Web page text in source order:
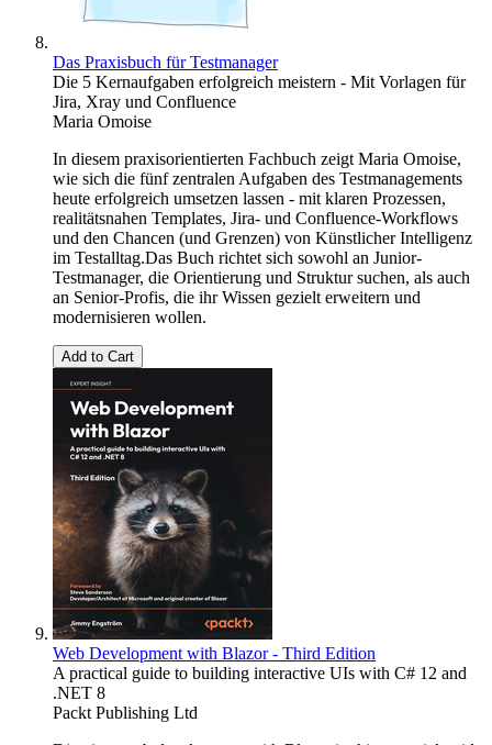
Das Praxisbuch für Testmanager
Die 5 Kernaufgaben erfolgreich meistern - Mit Vorlagen für
Jira, Xray und Confluence
Maria Omoise
In diesem praxisorientierten Fachbuch zeigt Maria Omoise,
wie sich die fünf zentralen Aufgaben des Testmanagements
heute erfolgreich umsetzen lassen - mit klaren Prozessen,
realitätsnahen Templates, Jira- und Confluence-Workflows
und den Chancen (und Grenzen) von Künstlicher Intelligenz
im Testalltag.Das Buch richtet sich sowohl an Junior-
Testmanager, die Orientierung und Struktur suchen, als auch
an Senior-Profis, die ihr Wissen gezielt erweitern und
modernisieren wollen.
Add to Cart
Web Development with Blazor - Third Edition
A practical guide to building interactive UIs with C# 12 and
.NET 8
Packt Publishing Ltd